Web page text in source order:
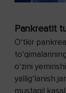
Pankreatit
O‘tkir
o‘zini
yallig‘lanish
mustaqil